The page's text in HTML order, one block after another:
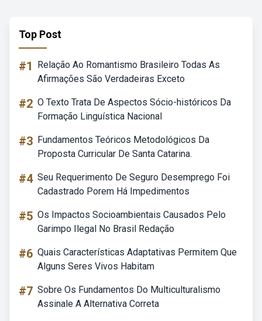
Top Post
#1
Relação Ao Romantismo Brasileiro Todas As
Afirmações São Verdadeiras Exceto
#2 O Texto Trata De Aspectos Sócio-históricos Da
Formação Linguística Nacional
#3 Fundamentos Teóricos Metodológicos Da
Proposta Curricular De Santa Catarina.
#4 Seu Requerimento De Seguro Desemprego Foi
Cadastrado Porem Há Impedimentos
#5 Os Impactos Socioambientais Causados Pelo
Garimpo Ilegal No Brasil Redação
#6 Quais Características Adaptativas Permitem Que
Alguns Seres Vivos Habitam
#7 Sobre Os Fundamentos Do Multiculturalismo
Assinale A Alternativa Correta